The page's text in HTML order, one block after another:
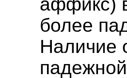
более
Наличие